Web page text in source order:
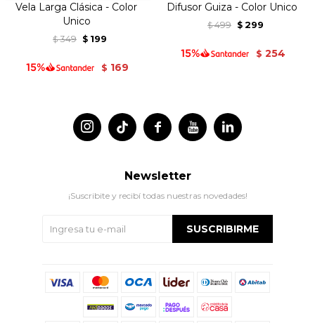
Vela Larga Clásica - Color
Unico
$ 349 $ 199
$ 169
Difusor Guiza - Color Unico
$ 499 $ 299
$ 254
 
 
Newsletter
¡Suscribite y recibí todas nuestras novedades!
SUSCRIBIRME